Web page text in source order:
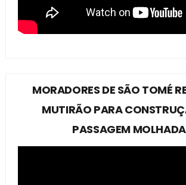
MORADORES DE SÃO TOMÉ
MUTIRÃO PARA
PASSAGEM MOLHADA